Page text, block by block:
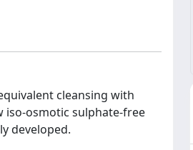
cleansing with
iso-osmotic sulphate-free
developed.